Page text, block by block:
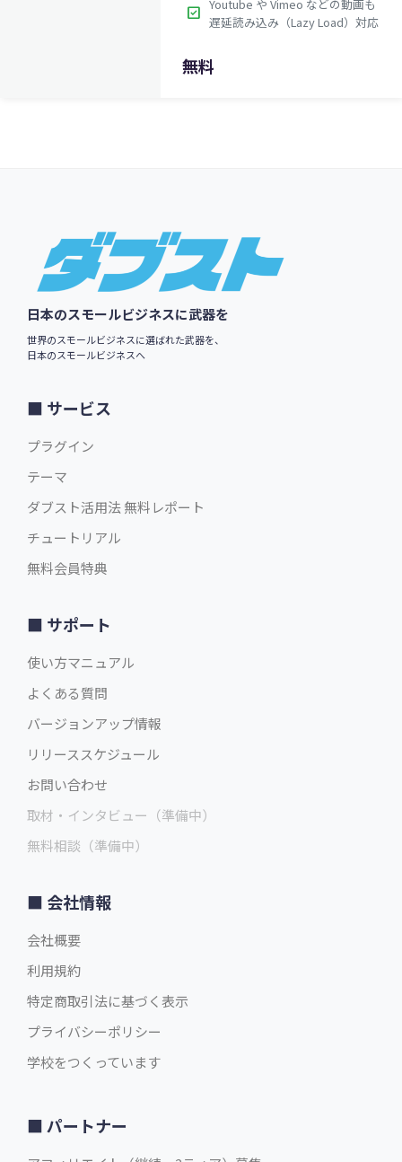
check_box Youtube や Vimeo などの動画も
遅延読み込み（Lazy Load）対応
無料
Footer
日本のスモールビジネスに武器を
世界のスモールビジネスに選ばれた武器を、
日本のスモールビジネスへ
サービス
プラグイン
テーマ
ダブスト活用法 無料レポート
チュートリアル
無料会員特典
サポート
使い方マニュアル
よくある質問
バージョンアップ情報
リリーススケジュール
お問い合わせ
取材・インタビュー（準備中）
無料相談（準備中）
会社情報
会社概要
利用規約
特定商取引法に基づく表示
プライバシーポリシー
学校をつくっています
パートナー